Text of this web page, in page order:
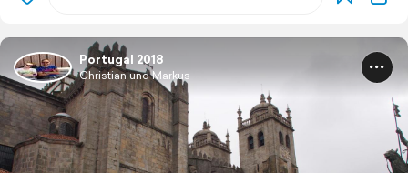
Portugal 2018
Christian und Markus